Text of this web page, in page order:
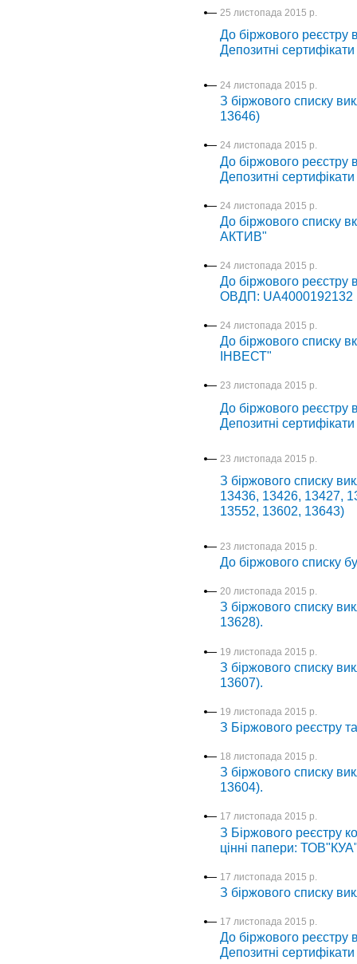
25 листопада 2015 р.
До біржового реєстру
Депозитні
24 листопада 2015 р.
З біржового списку
13646)
24 листопада 2015 р.
До біржового реєстру
Депозитні
24 листопада 2015 р.
До біржового списку
АКТИВ"
24 листопада 2015 р.
До біржового реєстру
ОВДП: UA4000192132
24 листопада 2015 р.
До біржового списку
ІНВЕСТ"
23 листопада 2015 р.
До біржового реєстру
Депозитні
23 листопада 2015 р.
З біржового списку
13436, 13426, 13427,
13552, 13602, 13643)
23 листопада 2015 р.
До біржового списку
20 листопада 2015 р.
З біржового списку
13628).
19 листопада 2015 р.
З біржового списку
13607).
19 листопада 2015 р.
З Біржового реєстру
18 листопада 2015 р.
З біржового списку
13604).
17 листопада 2015 р.
З Біржового реєстру
цінні папери:
17 листопада 2015 р.
З біржового списку
17 листопада 2015 р.
До біржового реєстру
Депозитні